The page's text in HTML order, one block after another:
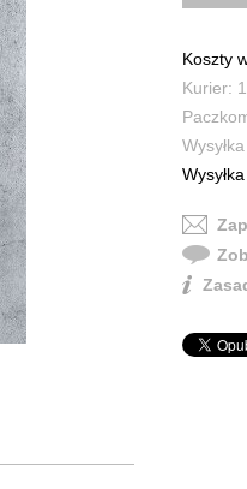
Koszty
Kurier: